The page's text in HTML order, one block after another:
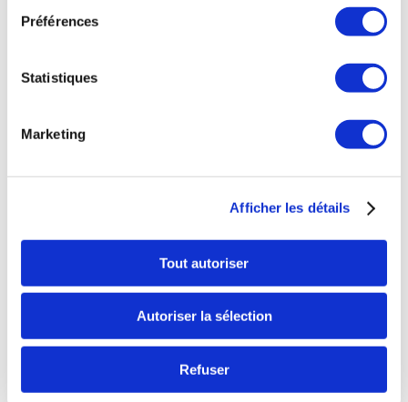
Préférences
Statistiques
Marketing
Afficher les détails
Tout autoriser
Autoriser la sélection
Refuser
Casquette orange